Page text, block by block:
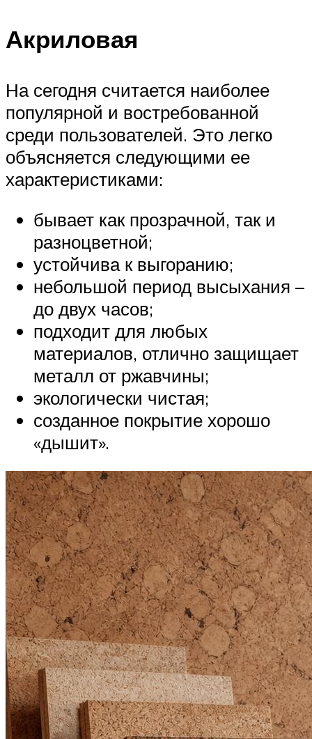
Акриловая
На сегодня считается наиболее
популярной и востребованной
среди пользователей. Это легко
объясняется следующими ее
характеристиками:
бывает как прозрачной, так и
разноцветной;
устойчива к выгоранию;
небольшой период высыхания –
до двух часов;
подходит для любых
материалов, отлично защищает
металл от ржавчины;
экологически чистая;
созданное покрытие хорошо
«дышит».